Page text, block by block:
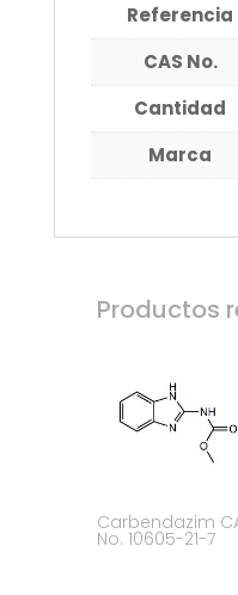
Referencia
CAS No.
Cantidad
Marca
Productos
Carbendazim
No. 10605-21-7